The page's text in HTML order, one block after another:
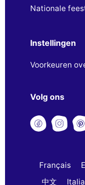
Nationale
Instellingen
Voorkeuren
Volg ons
Français
中文